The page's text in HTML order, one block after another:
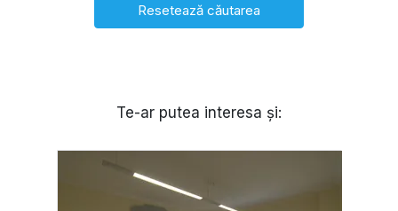
Resetează căutarea
Te-ar putea interesa și: